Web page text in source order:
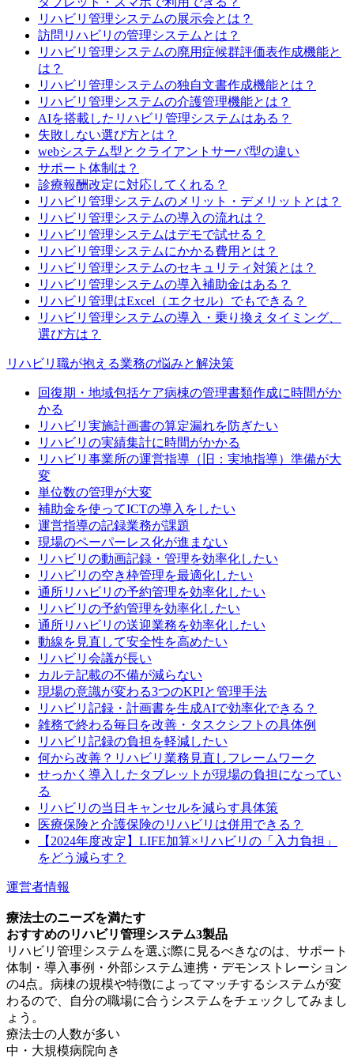
リハビリ管理システムの展示会とは？
訪問リハビリの管理システムとは？
リハビリ管理システムの廃用症候群評価表作成機能と
は？
リハビリ管理システムの独自文書作成機能とは？
リハビリ管理システムの介護管理機能とは？
AIを搭載したリハビリ管理システムはある？
失敗しない選び方とは？
webシステム型とクライアントサーバ型の違い
サポート体制は？
診療報酬改定に対応してくれる？
リハビリ管理システムのメリット・デメリットとは？
リハビリ管理システムの導入の流れは？
リハビリ管理システムはデモで試せる？
リハビリ管理システムにかかる費用とは？
リハビリ管理システムのセキュリティ対策とは？
リハビリ管理システムの導入補助金はある？
リハビリ管理はExcel（エクセル）でもできる？
リハビリ管理システムの導入・乗り換えタイミング、
選び方は？
リハビリ職が抱える業務の悩みと解決策
回復期・地域包括ケア病棟の管理書類作成に時間がか
かる
リハビリ実施計画書の算定漏れを防ぎたい
リハビリの実績集計に時間がかかる
リハビリ事業所の運営指導（旧：実地指導）準備が大
変
単位数の管理が大変
補助金を使ってICTの導入をしたい
運営指導の記録業務が課題
現場のペーパーレス化が進まない
リハビリの動画記録・管理を効率化したい
リハビリの空き枠管理を最適化したい
通所リハビリの予約管理を効率化したい
リハビリの予約管理を効率化したい
通所リハビリの送迎業務を効率化したい
動線を見直して安全性を高めたい
リハビリ会議が長い
カルテ記載の不備が減らない
現場の意識が変わる3つのKPIと管理手法
リハビリ記録・計画書を生成AIで効率化できる？
雑務で終わる毎日を改善・タスクシフトの具体例
リハビリ記録の負担を軽減したい
何から改善？リハビリ業務見直しフレームワーク
せっかく導入したタブレットが現場の負担になってい
る
リハビリの当日キャンセルを減らす具体策
医療保険と介護保険のリハビリは併用できる？
【2024年度改定】LIFE加算×リハビリの「入力負担」
をどう減らす？
運営者情報
療法士のニーズを満たす
おすすめのリハビリ管理システム3製品
リハビリ管理システムを選ぶ際に見るべきなのは、サポート
体制・導入事例・外部システム連携・デモンストレーション
の4点。病棟の規模や特徴によってマッチするシステムが変
わるので、自分の職場に合うシステムをチェックしてみまし
ょう。
療法士の人数が多い
中・大規模病院向き